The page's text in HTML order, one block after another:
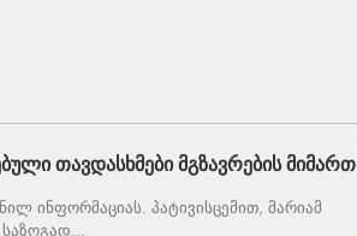
თავდასხმები მგზავრების მიმართ
ინფორმაციას. პატივისცემით, მარიამ